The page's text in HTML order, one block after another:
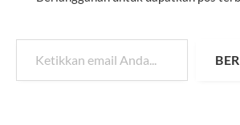
Ketikkan email Anda...